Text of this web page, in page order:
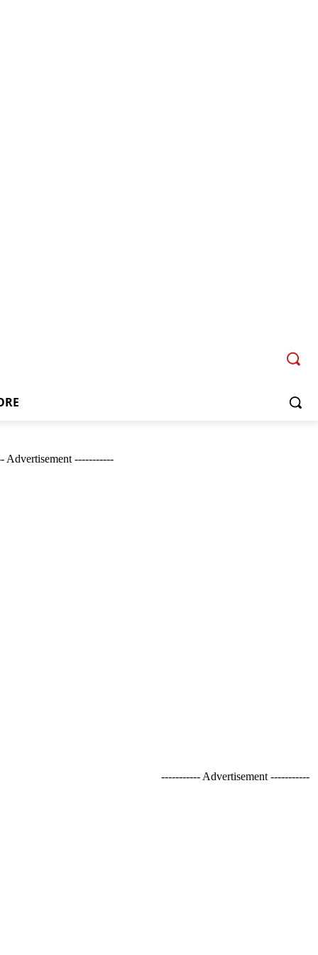
Advertisement -----------
----------- Advertisement -----------